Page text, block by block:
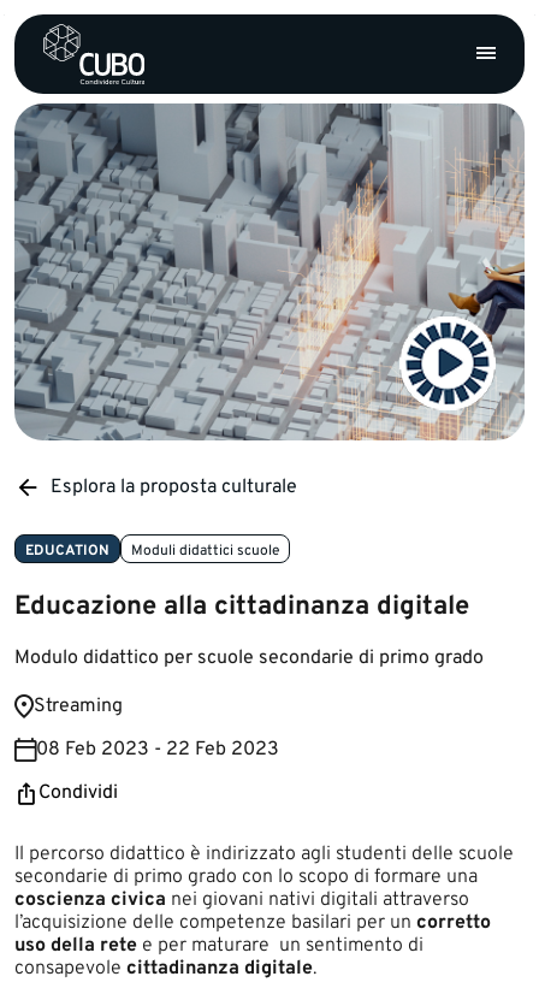
Esplora la proposta culturale
EDUCATION Moduli didattici scuole
Educazione alla cittadinanza digitale
Modulo didattico per scuole secondarie di primo grado
Streaming
08 Feb 2023 - 22 Feb 2023
Condividi
​​​​​​​​​​​​​​Il percorso didattico è indirizzato agli studenti delle scuole
secondarie di primo grado con lo scopo di formare una
coscienza civica nei giovani nativi digitali attraverso
l’acquisizione delle competenze basilari per un corretto
uso della rete e per maturare un sentimento di
consapevole cittadinanza digitale.